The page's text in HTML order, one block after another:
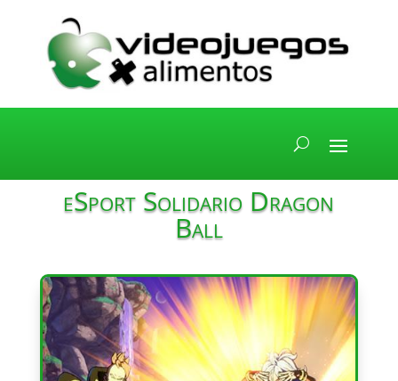
eSport Solidario Dragon
Ball